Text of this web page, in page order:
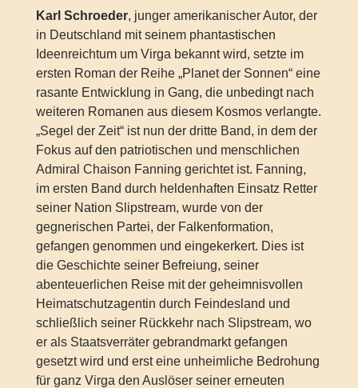
Karl Schroeder, junger amerikanischer Autor, der
in Deutschland mit seinem phantastischen
Ideenreichtum um Virga bekannt wird, setzte im
ersten Roman der Reihe „Planet der Sonnen“ eine
rasante Entwicklung in Gang, die unbedingt nach
weiteren Romanen aus diesem Kosmos verlangte.
„Segel der Zeit“ ist nun der dritte Band, in dem der
Fokus auf den patriotischen und menschlichen
Admiral Chaison Fanning gerichtet ist. Fanning,
im ersten Band durch heldenhaften Einsatz Retter
seiner Nation Slipstream, wurde von der
gegnerischen Partei, der Falkenformation,
gefangen genommen und eingekerkert. Dies ist
die Geschichte seiner Befreiung, seiner
abenteuerlichen Reise mit der geheimnisvollen
Heimatschutzagentin durch Feindesland und
schließlich seiner Rückkehr nach Slipstream, wo
er als Staatsverräter gebrandmarkt gefangen
gesetzt wird und erst eine unheimliche Bedrohung
für ganz Virga den Auslöser seiner erneuten